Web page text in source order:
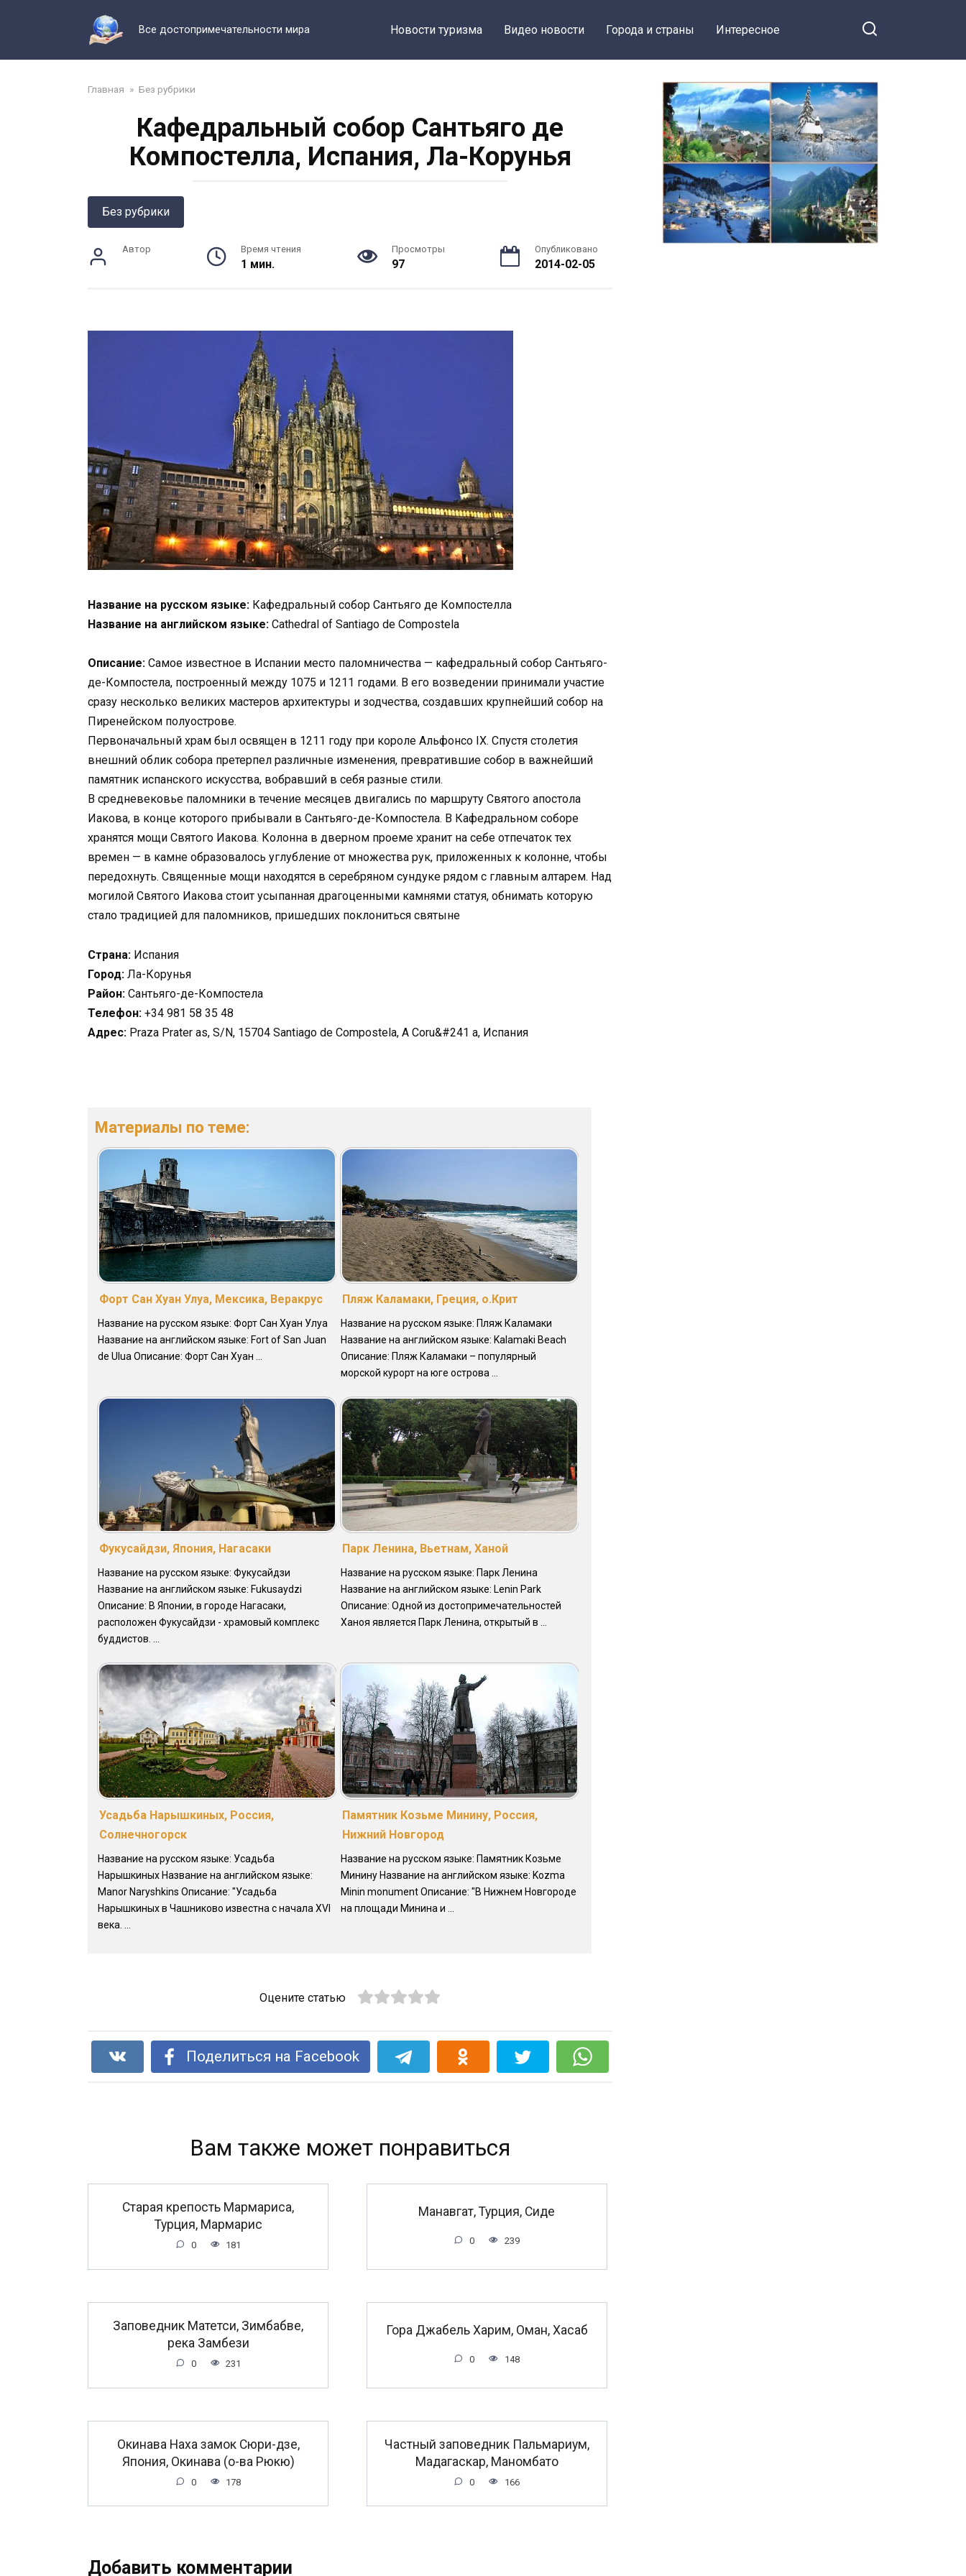
Все достопримечательности мира Новости туризма Видео новости Города и страны Интересное
Главная » Без рубрики
Кафедральный собор Сантьяго де
Компостелла, Испания, Ла-Корунья
Без рубрики
Автор Время чтения
1 мин.
Просмотры
97
Опубликовано
2014-02-05
Название на русском языке: Кафедральный собор Сантьяго де Компостелла
Название на английском языке: Cathedral of Santiago de Compostela
Описание: Самое известное в Испании место паломничества — кафедральный собор Сантьяго-
де-Компостела, построенный между 1075 и 1211 годами. В его возведении принимали участие
сразу несколько великих мастеров архитектуры и зодчества, создавших крупнейший собор на
Пиренейском полуострове.
Первоначальный храм был освящен в 1211 году при короле Альфонсо IX. Спустя столетия
внешний облик собора претерпел различные изменения, превратившие собор в важнейший
памятник испанского искусства, вобравший в себя разные стили.
В средневековье паломники в течение месяцев двигались по маршруту Святого апостола
Иакова, в конце которого прибывали в Сантьяго-де-Компостела. В Кафедральном соборе
хранятся мощи Святого Иакова. Колонна в дверном проеме хранит на себе отпечаток тех
времен — в камне образовалось углубление от множества рук, приложенных к колонне, чтобы
передохнуть. Священные мощи находятся в серебряном сундуке рядом с главным алтарем. Над
могилой Святого Иакова стоит усыпанная драгоценными камнями статуя, обнимать которую
стало традицией для паломников, пришедших поклониться святыне
Страна: Испания
Город: Ла-Корунья
Район: Сантьяго-де-Компостела
Телефон: +34 981 58 35 48
Адрес: Praza Prater as, S/N, 15704 Santiago de Compostela, A Coru&#241 a, Испания
Материалы по теме:
Форт Сан Хуан Улуа, Мексика, Веракрус
Название на русском языке: Форт Сан Хуан Улуа
Название на английском языке: Fort of San Juan
de Ulua Описание: Форт Сан Хуан ...
Пляж Каламаки, Греция, о.Крит
Название на русском языке: Пляж Каламаки
Название на английском языке: Kalamaki Beach
Описание: Пляж Каламаки – популярный
морской курорт на юге острова ...
Фукусайдзи, Япония, Нагасаки
Название на русском языке: Фукусайдзи
Название на английском языке: Fukusaydzi
Описание: В Японии, в городе Нагасаки,
расположен Фукусайдзи - храмовый комплекс
буддистов. ...
Парк Ленина, Вьетнам, Ханой
Название на русском языке: Парк Ленина
Название на английском языке: Lenin Park
Описание: Одной из достопримечательностей
Ханоя является Парк Ленина, открытый в ...
Усадьба Нарышкиных, Россия,
Солнечногорск
Название на русском языке: Усадьба
Нарышкиных Название на английском языке:
Manor Naryshkins Описание: "Усадьба
Нарышкиных в Чашниково известна с начала XVI
века. ...
Памятник Козьме Минину, Россия,
Нижний Новгород
Название на русском языке: Памятник Козьме
Минину Название на английском языке: Kozma
Minin monument Описание: "В Нижнем Новгороде
на площади Минина и ...
Оцените статью
Поделиться на Facebook
Вам также может понравиться
Старая крепость Мармариса,
Турция, Мармарис
0 181
Манавгат, Турция, Сиде
0 239
Заповедник Матетси, Зимбабве,
река Замбези
0 231
Гора Джабель Харим, Оман, Хасаб
0 148
Окинава Наха замок Сюри-дзе,
Япония, Окинава (о-ва Рюкю)
0 178
Частный заповедник Пальмариум,
Мадагаскар, Маномбато
0 166
Добавить комментарии